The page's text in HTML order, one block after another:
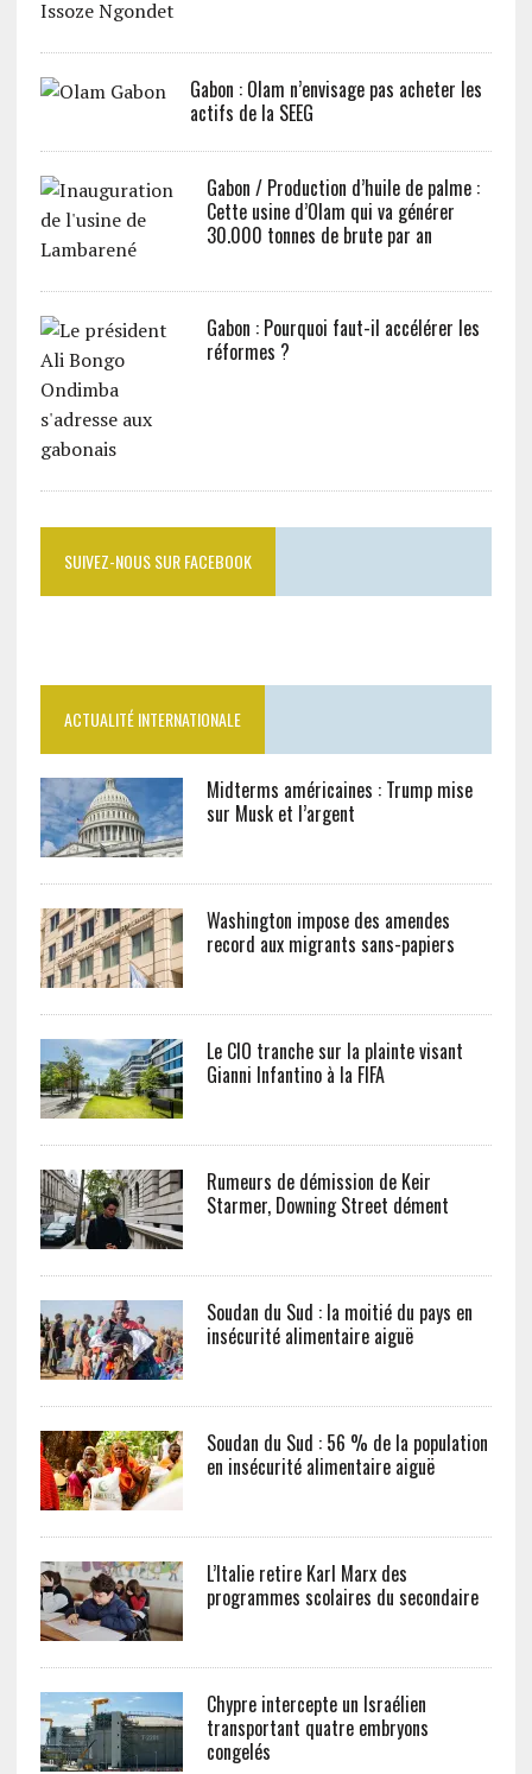
Gabon : Olam n’envisage pas acheter les
actifs de la SEEG
Gabon / Production d’huile de palme :
Cette usine d’Olam qui va générer
30.000 tonnes de brute par an
Gabon : Pourquoi faut-il accélérer les
réformes ?
SUIVEZ-NOUS SUR FACEBOOK
ACTUALITÉ INTERNATIONALE
Midterms américaines : Trump mise
sur Musk et l’argent
Washington impose des amendes
record aux migrants sans-papiers
Le CIO tranche sur la plainte visant
Gianni Infantino à la FIFA
Rumeurs de démission de Keir
Starmer, Downing Street dément
Soudan du Sud : la moitié du pays en
insécurité alimentaire aiguë
Soudan du Sud : 56 % de la population
en insécurité alimentaire aiguë
L’Italie retire Karl Marx des
programmes scolaires du secondaire
Chypre intercepte un Israélien
transportant quatre embryons
congelés